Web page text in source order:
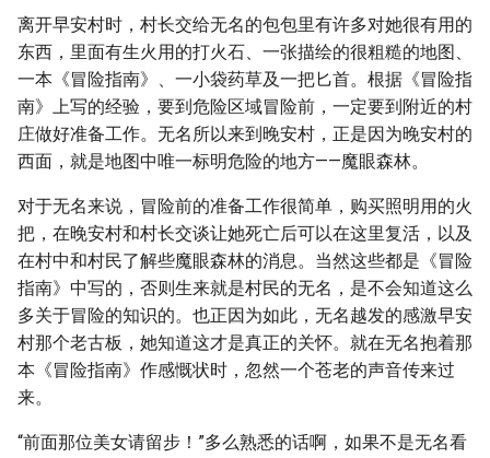
离开早安村时，村长交给无名的包包里有许多对她很有用的
东西，里面有生火用的打火石、一张描绘的很粗糙的地图、
一本《冒险指南》、一小袋药草及一把匕首。根据《冒险指
南》上写的经验，要到危险区域冒险前，一定要到附近的村
庄做好准备工作。无名所以来到晚安村，正是因为晚安村的
西面，就是地图中唯一标明危险的地方——魔眼森林。
对于无名来说，冒险前的准备工作很简单，购买照明用的火
把，在晚安村和村长交谈让她死亡后可以在这里复活，以及
在村中和村民了解些魔眼森林的消息。当然这些都是《冒险
指南》中写的，否则生来就是村民的无名，是不会知道这么
多关于冒险的知识的。也正因为如此，无名越发的感激早安
村那个老古板，她知道这才是真正的关怀。就在无名抱着那
本《冒险指南》作感慨状时，忽然一个苍老的声音传来过
来。
“前面那位美女请留步！”多么熟悉的话啊，如果不是无名看